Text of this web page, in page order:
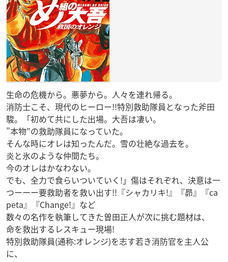
生命の危機から。悪夢から。人々を連れ帰る。
消防士こそ、現代のヒーロー!!特別救助隊員となった斧田
駿。「初めて共にした出場。大吾は凄い。
”本物”の救助隊員になっていた。
そんな時にオレは知ったんだ。雪の壮絶な過去を。
炎と氷のような仲間たち。
今のオレはかなわない。
でも、全力で食らいついていく!」傷はそれぞれ、決意は一
つーーー要救助者を救い出す!!『シャカリキ!』『昴』『ca
peta』『Change!』など
数々の名作を執筆してきた曽田正人が次に挑む題材は、
命を救出するレスキュー現場!
特別救助隊員(通称:オレンジ)を志す若き消防官を主人公
に、